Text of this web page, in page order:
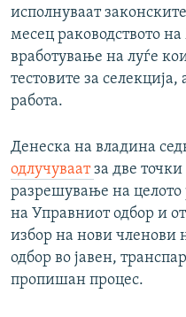
исполнуваат
месец раководството
вработување на луѓе
тестовите за
работа.
Денеска на владина
одлучуваатза две
разрешување на целото
на Управниот одбор и
избор на нови членови
одбор во јавен,
пропишан процес.